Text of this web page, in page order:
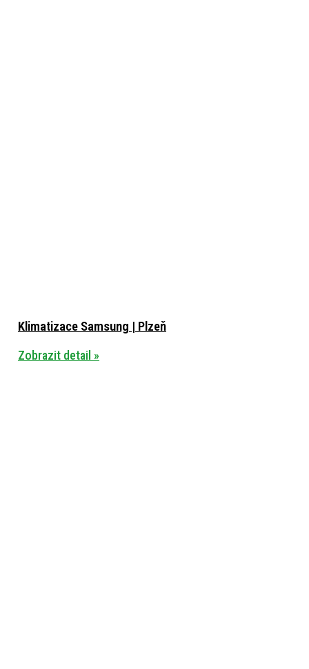
Klimatizace Samsung | Plzeň
Zobrazit detail »